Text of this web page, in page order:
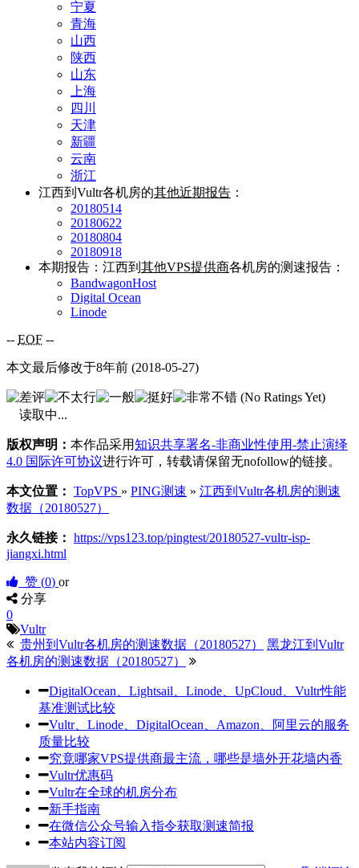
宁夏
青海
山西
陕西
山东
上海
四川
天津
新疆
云南
浙江
江西到Vultr各机房的其他近期报告 ：
20180514
20180622
20180804
20180918
本期报告：江西到 其他VPS提供商各机房的测速报告：
BandwagonHost
Digital Ocean
Linode
-- EOF --
本文最后修改于8年前 (2018-05-27)
(No Ratings Yet)
读取中...
版权声明： 本作品采用知识共享署名-非商业性使用-禁止演绎
4.0 国际许可协议进行许可，转载请保留无nofollow的链接。
本文位置： TopVPS » PING测速 » 江西到Vultr各机房的测速
数据（20180527）
永久链接： https://vps123.top/pingtest/20180527-vultr-isp-
jiangxi.html
赞 (0) or
分享
0
Vultr
贵州到Vultr各机房的测速数据（20180527）
黑龙江到Vultr
各机房的测速数据（20180527）
DigitalOcean、Lightsail、Linode、UpCloud、Vultr性能
基准测试比较
Vultr、Linode、DigitalOcean、Amazon、阿里云的服务
质量比较
究竟哪家VPS提供商最主流，哪些是墙外开花墙内香
Vultr优惠码
Vultr在全球的机房分布
新手指南
在微信公众号输入指令获取测速简报
本站内容订阅